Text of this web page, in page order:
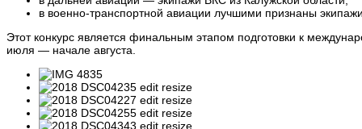
в военно-транспортной авиации лучшими признаны
Этот конкурс является финальным этапом подготовки к
июля — начале августа.